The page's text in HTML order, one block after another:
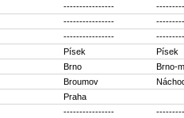
----------------
----------------
----------------
Písek Písek
Brno Brno-
Broumov
Praha
----------------